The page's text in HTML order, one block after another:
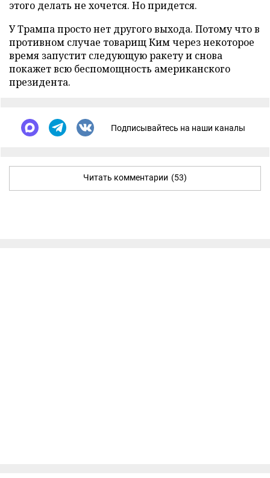
этого делать не хочется. Но придется.
У Трампа просто нет другого выхода. Потому что в
противном случае товарищ Ким через некоторое
время запустит следующую ракету и снова
покажет всю беспомощность американского
президента.
Подписывайтесь на наши каналы
Читать комментарии (53)